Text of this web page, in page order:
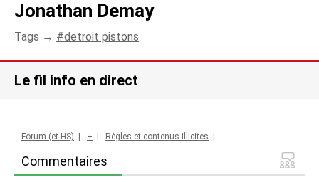
Jonathan Demay
Tags → detroit pistons
Le fil info en direct
Commentaires
Forum (et HS) + Règles et contenus illicites